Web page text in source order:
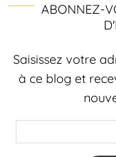
ABONNEZ-
Saisissez votre
à ce blog et
e-